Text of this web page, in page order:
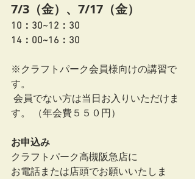
7/3（金）、7/17（金）
10：30~12：30
14：00~16：30
※クラフトパーク会員様向けの講習で
す。
す。 （年会費５５０円）
お申込み
クラフトパーク高槻阪急店に
お電話または店頭でお願いいたしま